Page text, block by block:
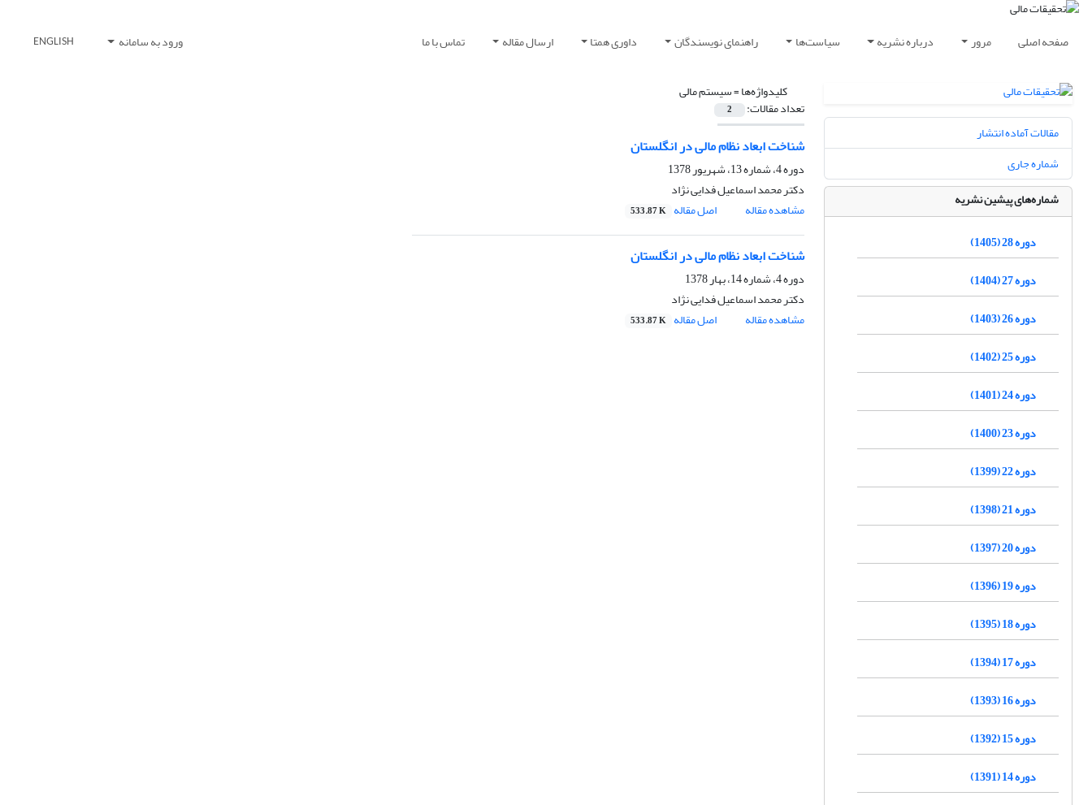
صفحه اصلی مرور درباره نشریه سیاست‌ها راهنمای نویسندگان داوری همتا ارسال مقاله تماس با ما ورود به سامانه ENGLISH
کلیدواژه‌ها =سیستم مالی
تعداد مقالات: 2
شناخت ابعاد نظام مالی در انگلستان
دوره 4، شماره 13، شهریور 1378
دکتر محمد اسماعیل فدایی نژاد
مشاهده مقاله
اصل مقاله 533.87 K
شناخت ابعاد نظام مالی در انگلستان
دوره 4، شماره 14، بهار 1378
دکتر محمد اسماعیل فدایی نژاد
مشاهده مقاله
اصل مقاله 533.87 K
مقالات آماده انتشار
شماره جاری
شماره‌های پیشین نشریه
دوره 28 (1405)
دوره 27 (1404)
دوره 26 (1403)
دوره 25 (1402)
دوره 24 (1401)
دوره 23 (1400)
دوره 22 (1399)
دوره 21 (1398)
دوره 20 (1397)
دوره 19 (1396)
دوره 18 (1395)
دوره 17 (1394)
دوره 16 (1393)
دوره 15 (1392)
دوره 14 (1391)